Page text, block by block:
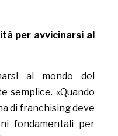
per avvicinarsi al
al mondo del
semplice. «Quando
di franchising deve
fondamentali per